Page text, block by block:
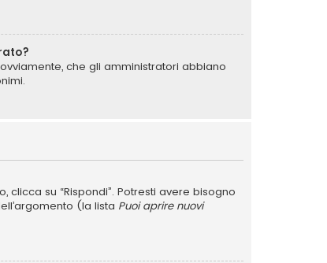
che gli amministratori abbiano
su “Rispondi”. Potresti avere bisogno
(la lista Puoi aprire nuovi